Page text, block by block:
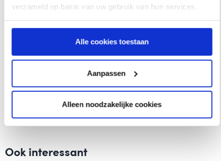
verzameld op basis van uw gebruik van hun services.
Alle cookies toestaan
Aanpassen
Alleen noodzakelijke cookies
Wat vond u van dit artikel?
Ook interessant